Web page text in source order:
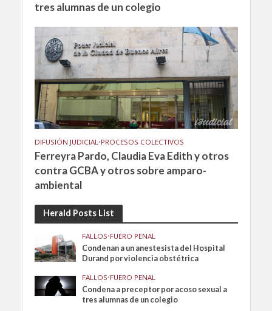
tres alumnas de un colegio
DIFUSIÓN JUDICIAL •PROCESOS COLECTIVOS
Ferreyra Pardo, Claudia Eva Edith y otros
contra GCBA y otros sobre amparo-
ambiental
Herald Posts List
FALLOS•FUERO PENAL
Condenan a un anestesista del Hospital
Durand por violencia obstétrica
FALLOS•FUERO PENAL
Condena a preceptor por acoso sexual a
tres alumnas de un colegio